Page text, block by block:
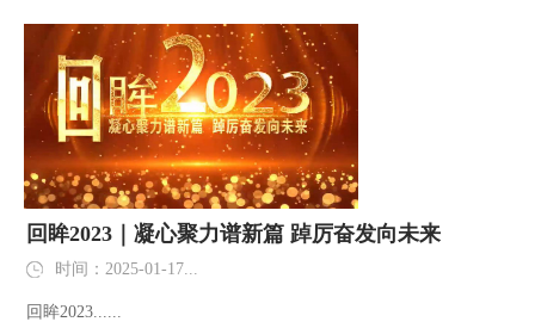
回眸2023｜凝心聚力谱新篇 踔厉奋发向未来
时间：2025-01-17...
回眸2023......